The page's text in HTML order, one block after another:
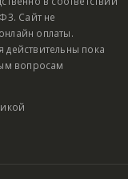
Сайт не
оплаты.
пока
вопросам